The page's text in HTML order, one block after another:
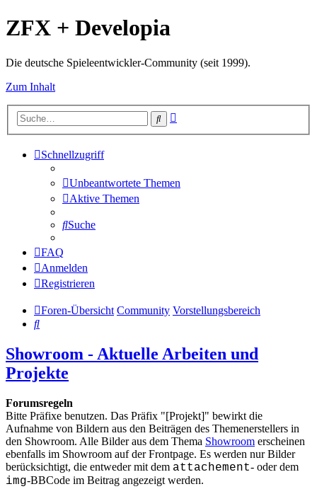
ZFX + Developia
Die deutsche Spieleentwickler-Community (seit 1999).
Zum Inhalt
Suche
Schnellzugriff
Unbeantwortete Themen
Aktive Themen
Suche
FAQ
Anmelden
Registrieren
Foren-Übersicht Community Vorstellungsbereich
Suche
Showroom - Aktuelle Arbeiten und
Projekte
Forumsregeln
Bitte Präfixe benutzen. Das Präfix "[Projekt]" bewirkt die
Aufnahme von Bildern aus den Beiträgen des Themenerstellers in
den Showroom. Alle Bilder aus dem Thema Showroom erscheinen
ebenfalls im Showroom auf der Frontpage. Es werden nur Bilder
berücksichtigt, die entweder mit dem attachement- oder dem
img-BBCode im Beitrag angezeigt werden.